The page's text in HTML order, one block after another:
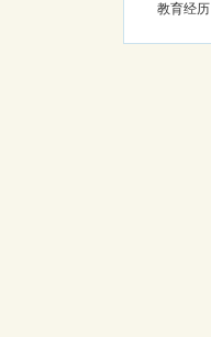
教育经历